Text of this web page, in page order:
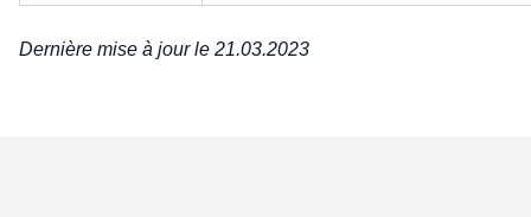
Dernière mise à jour le 21.03.2023